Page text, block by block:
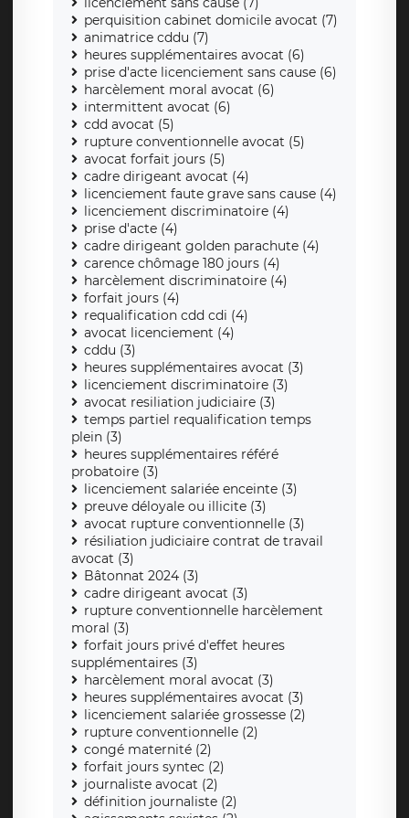
perquisition cabinet domicile avocat (7)
animatrice cddu (7)
heures supplémentaires avocat (6)
prise d'acte licenciement sans cause (6)
harcèlement moral avocat (6)
intermittent avocat (6)
cdd avocat (5)
rupture conventionnelle avocat (5)
avocat forfait jours (5)
cadre dirigeant avocat (4)
licenciement faute grave sans cause (4)
licenciement discriminatoire (4)
prise d'acte (4)
cadre dirigeant golden parachute (4)
carence chômage 180 jours (4)
harcèlement discriminatoire (4)
forfait jours (4)
requalification cdd cdi (4)
avocat licenciement (4)
cddu (3)
heures supplémentaires avocat (3)
licenciement discriminatoire (3)
avocat resiliation judiciaire (3)
temps partiel requalification temps
plein (3)
heures supplémentaires référé
probatoire (3)
licenciement salariée enceinte (3)
preuve déloyale ou illicite (3)
avocat rupture conventionnelle (3)
résiliation judiciaire contrat de travail
avocat (3)
Bâtonnat 2024 (3)
cadre dirigeant avocat (3)
rupture conventionnelle harcèlement
moral (3)
forfait jours privé d'effet heures
supplémentaires (3)
harcèlement moral avocat (3)
heures supplémentaires avocat (3)
licenciement salariée grossesse (2)
rupture conventionnelle (2)
congé maternité (2)
forfait jours syntec (2)
journaliste avocat (2)
définition journaliste (2)